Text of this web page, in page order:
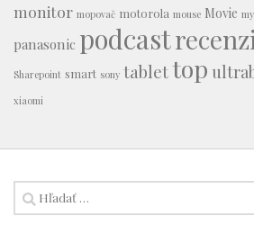
monitor mopovač motorola mouse Movie
panasonic podcast
Sharepoint smart sony tablettop
xiaomi
Hľadať: